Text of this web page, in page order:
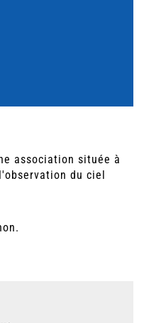
association située à
du ciel